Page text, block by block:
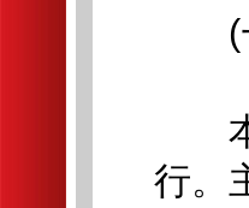
(一
本
行。